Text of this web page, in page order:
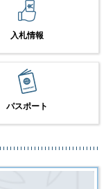
入札情報
パスポート